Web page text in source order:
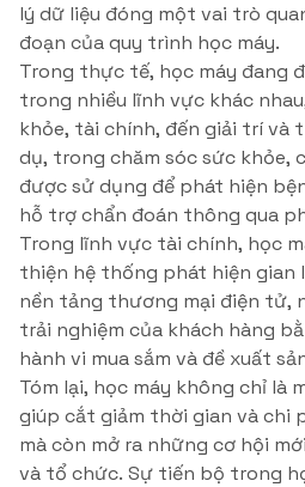
lý dữ liệu đóng một vai trò
đoạn của quy trình học máy.
Trong thực tế, học máy đang
trong nhiều lĩnh vực khác
khỏe, tài chính, đến giải trí và
dụ, trong chăm sóc sức khỏe,
được sử dụng để phát hiện
hỗ trợ chẩn đoán thông qua
Trong lĩnh vực tài chính, học
thiện hệ thống phát hiện gian
nền tảng thương mại điện tử,
trải nghiệm của khách hàng
hành vi mua sắm và đề xuất
Tóm lại, học máy không chỉ là
giúp cắt giảm thời gian và chi
mà còn mở ra những cơ hội
và tổ chức. Sự tiến bộ trong